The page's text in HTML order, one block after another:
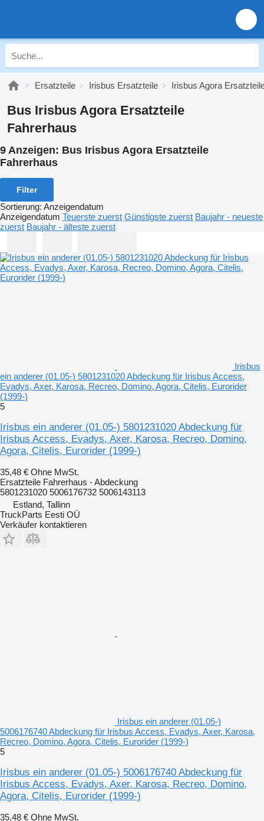
Ersatzteile Irisbus Ersatzteile Irisbus Agora
Bus Irisbus Agora Ersatzteile
Fahrerhaus
9 Anzeigen: Bus Irisbus Agora Ersatzteile
Fahrerhaus
Filter
Sortierung: Anzeigendatum
Anzeigendatum Teuerste zuerst Günstigste zuerst Baujahr - neueste
zuerst Baujahr - älteste zuerst
Irisbus
ein anderer (01.05-) 5801231020 Abdeckung für Irisbus Access,
Evadys, Axer, Karosa, Recreo, Domino, Agora, Citelis, Eurorider
(1999-)
5
Irisbus ein anderer (01.05-) 5801231020 Abdeckung für
Irisbus Access, Evadys, Axer, Karosa, Recreo, Domino,
Agora, Citelis, Eurorider (1999-)
35,48 € Ohne MwSt.
Ersatzteile Fahrerhaus - Abdeckung
5801231020 5006176732 5006143113
Estland, Tallinn
TruckParts Eesti OÜ
Verkäufer kontaktieren
Irisbus ein anderer (01.05-)
5006176740 Abdeckung für Irisbus Access, Evadys, Axer, Karosa,
Recreo, Domino, Agora, Citelis, Eurorider (1999-)
5
Irisbus ein anderer (01.05-) 5006176740 Abdeckung für
Irisbus Access, Evadys, Axer, Karosa, Recreo, Domino,
Agora, Citelis, Eurorider (1999-)
35,48 € Ohne MwSt.